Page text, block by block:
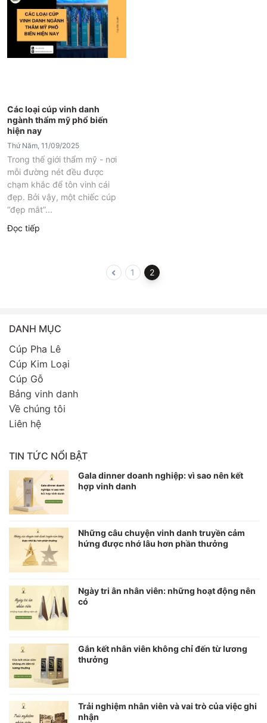
Các loại cúp vinh danh
ngành thẩm mỹ phổ biến
hiện nay
Thứ Năm, 11/09/2025
Trong thế giới thẩm mỹ - nơi
mỗi đường nét đều được
chạm khắc để tôn vinh cái
đẹp. Bởi vậy, một chiếc cúp
“đẹp mắt”...
Đọc tiếp
1 2
DANH MỤC
Cúp Pha Lê
Cúp Kim Loại
Cúp Gỗ
Bảng vinh danh
Về chúng tôi
Liên hệ
TIN TỨC NỔI BẬT
Gala dinner doanh nghiệp: vì sao nên kết
hợp vinh danh
Những câu chuyện vinh danh truyền cảm
hứng được nhớ lâu hơn phần thưởng
Ngày tri ân nhân viên: những hoạt động nên
có
Gắn kết nhân viên không chỉ đến từ lương
thưởng
Trải nghiệm nhân viên và vai trò của việc ghi
nhận